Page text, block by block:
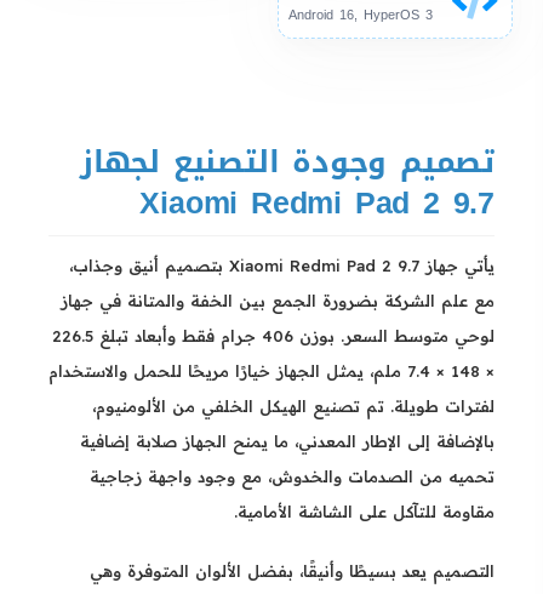
Android 16, HyperOS 3
تصميم وجودة التصنيع لجهاز
Xiaomi Redmi Pad 2 9.7
يأتي جهاز Xiaomi Redmi Pad 2 9.7 بتصميم أنيق وجذاب،
مع علم الشركة بضرورة الجمع بين الخفة والمتانة في جهاز
لوحي متوسط السعر. بوزن 406 جرام فقط وأبعاد تبلغ 226.5
× 148 × 7.4 ملم، يمثل الجهاز خيارًا مريحًا للحمل والاستخدام
لفترات طويلة. تم تصنيع الهيكل الخلفي من الألومنيوم،
بالإضافة إلى الإطار المعدني، ما يمنح الجهاز صلابة إضافية
تحميه من الصدمات والخدوش، مع وجود واجهة زجاجية
مقاومة للتآكل على الشاشة الأمامية.
التصميم يعد بسيطًا وأنيقًا، بفضل الألوان المتوفرة وهي